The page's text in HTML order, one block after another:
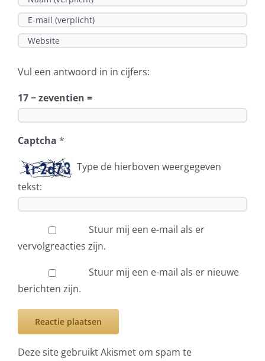
Vul een antwoord in in cijfers:
17 − zeventien =
Captcha *
Type de hierboven weergegeven
tekst:
Stuur mij een e-mail als er
vervolgreacties zijn.
Stuur mij een e-mail als er nieuwe
berichten zijn.
Deze site gebruikt Akismet om spam te